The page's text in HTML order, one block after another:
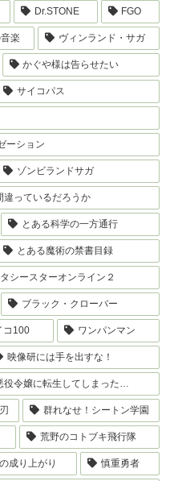
Dr.STONE FGO
楽 ヴィンランド・サガ
かぐや様は告らせたい
サイコパス
ーション
ゾンビランドサガ
違っているだろうか
とある科学の一方通行
とある魔術の禁書目録
シースターオンライン２
ブラック・クローバー
コ100 ワンパンマン
映像研には手を出すな！
役令嬢に転生してしまった…
群れなせ！シートン学園
荒野のコトブキ飛行隊
成り上がり 慎重勇者